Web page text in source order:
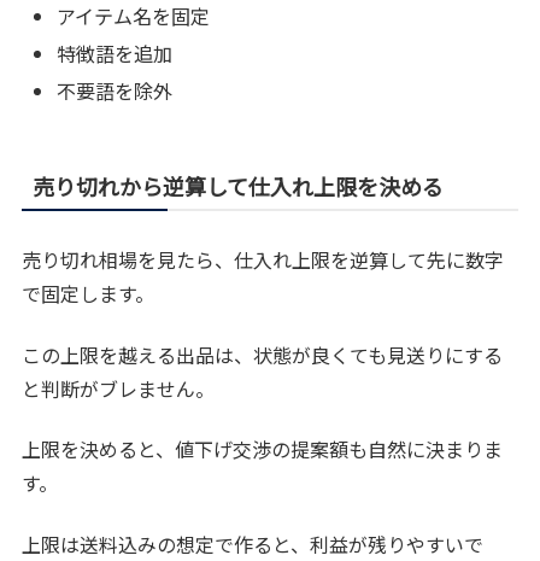
アイテム名を固定
特徴語を追加
不要語を除外
売り切れから逆算して仕入れ上限を決める
売り切れ相場を見たら、仕入れ上限を逆算して先に数字
で固定します。
この上限を越える出品は、状態が良くても見送りにする
と判断がブレません。
上限を決めると、値下げ交渉の提案額も自然に決まりま
す。
上限は送料込みの想定で作ると、利益が残りやすいで